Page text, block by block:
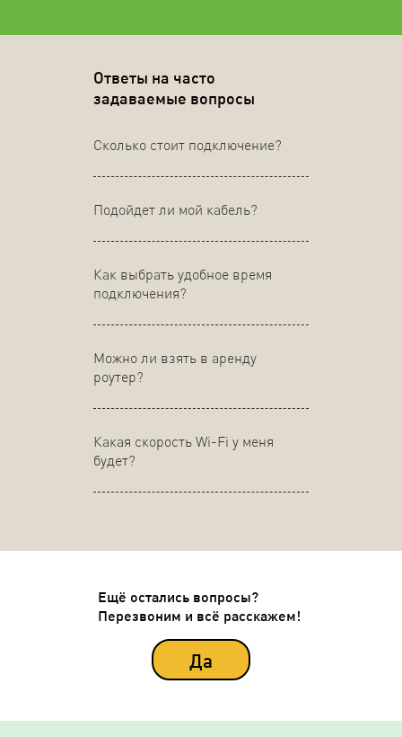
Ответы на часто
задаваемые вопросы
Сколько стоит подключение?
Подойдет ли мой кабель?
Как выбрать удобное время
подключения?
Можно ли взять в аренду
роутер?
Какая скорость Wi-Fi у меня
будет?
Ещё остались вопросы?
Перезвоним и всё расскажем!
Да